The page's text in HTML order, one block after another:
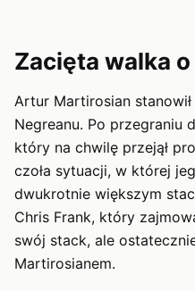
Zacięta walka o
Artur Martirosian
Negreanu. Po przegraniu
który na chwilę przejął
czoła sytuacji, w której
dwukrotnie większym
Chris Frank, który
swój stack, ale
Martirosianem.